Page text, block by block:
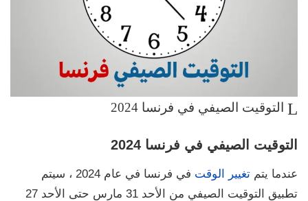
التوقيت الصيفي في فرنسا 2024
التوقيت الصيفي في فرنسا 2024
عندما يتم تغيير الوقت
في فرنسا في عام 2024 ، سيتم
تطبيق التوقيت الصيفي من الأحد 31 مارس حتى الأحد 27